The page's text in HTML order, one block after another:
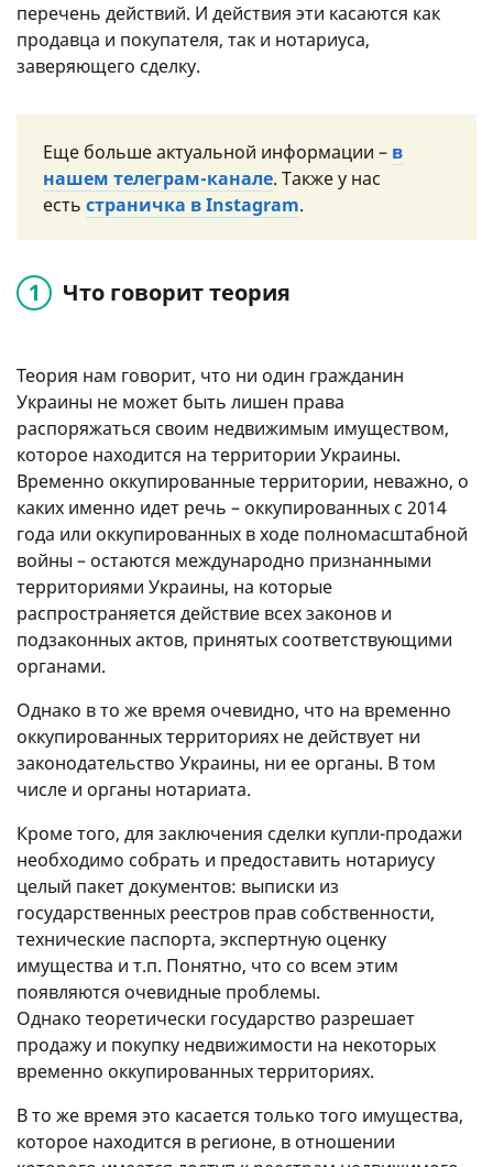
перечень действий. И действия эти касаются как
продавца и покупателя, так и нотариуса,
заверяющего сделку.
Еще больше актуальной информации – в
нашем телеграм-канале. Также у нас
есть страничка в Instagram.
Что говорит теория
Теория нам говорит, что ни один гражданин
Украины не может быть лишен права
распоряжаться своим недвижимым имуществом,
которое находится на территории Украины.
Временно оккупированные территории, неважно, о
каких именно идет речь – оккупированных с 2014
года или оккупированных в ходе полномасштабной
войны – остаются международно признанными
территориями Украины, на которые
распространяется действие всех законов и
подзаконных актов, принятых соответствующими
органами.
Однако в то же время очевидно, что на временно
оккупированных территориях не действует ни
законодательство Украины, ни ее органы. В том
числе и органы нотариата.
Кроме того, для заключения сделки купли-продажи
необходимо собрать и предоставить нотариусу
целый пакет документов: выписки из
государственных реестров прав собственности,
технические паспорта, экспертную оценку
имущества и т.п. Понятно, что со всем этим
появляются очевидные проблемы.
Однако теоретически государство разрешает
продажу и покупку недвижимости на некоторых
временно оккупированных территориях.
В то же время это касается только того имущества,
которое находится в регионе, в отношении